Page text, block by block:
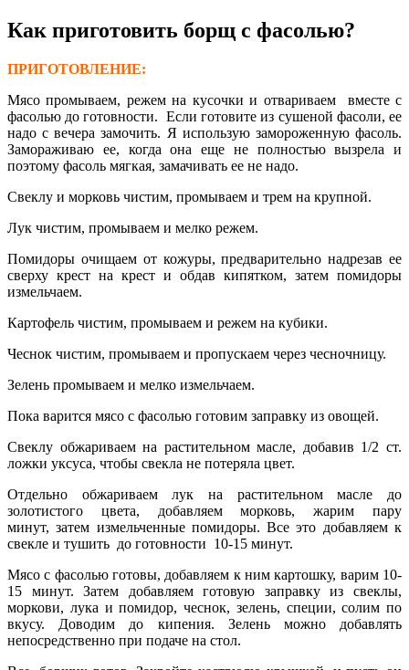
Как приготовить борщ с фасолью?
ПРИГОТОВЛЕНИЕ:
Мясо промываем, режем на кусочки и отвариваем вместе с
фасолью до готовности. Если готовите из сушеной фасоли, ее
надо с вечера замочить. Я использую замороженную фасоль.
Замораживаю ее, когда она еще не полностью вызрела и
поэтому фасоль мягкая, замачивать ее не надо.
Свеклу и морковь чистим, промываем и трем на крупной.
Лук чистим, промываем и мелко режем.
Помидоры очищаем от кожуры, предварительно надрезав ее
сверху крест на крест и обдав кипятком, затем помидоры
измельчаем.
Картофель чистим, промываем и режем на кубики.
Чеснок чистим, промываем и пропускаем через чесночницу.
Зелень промываем и мелко измельчаем.
Пока варится мясо с фасолью готовим заправку из овощей.
Свеклу обжариваем на растительном масле, добавив 1/2 ст.
ложки уксуса, чтобы свекла не потеряла цвет.
Отдельно обжариваем лук на растительном масле до
золотистого цвета, добавляем морковь, жарим пару
минут, затем измельченные помидоры. Все это добавляем к
свекле и тушить до готовности 10-15 минут.
Мясо с фасолью готовы, добавляем к ним картошку, варим 10-
15 минут. Затем добавляем готовую заправку из свеклы,
моркови, лука и помидор, чеснок, зелень, специи, солим по
вкусу. Доводим до кипения. Зелень можно добавлять
непосредственно при подаче на стол.